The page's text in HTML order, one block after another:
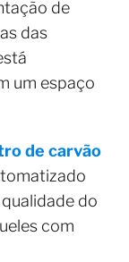
de
das
um espaço
de carvão
do
com